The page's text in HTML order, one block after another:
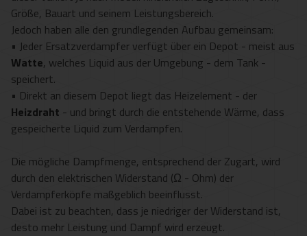
Größe, Bauart und seinem Leistungsbereich.
Jedoch haben alle den grundlegenden Aufbau gemeinsam:
• Jeder Ersatzverdampfer verfügt über ein Depot - meist aus
Watte, welches Liquid aus der Umgebung - dem Tank -
speichert.
• Direkt an diesem Depot liegt das Heizelement - der
Heizdraht - und bringt durch die entstehende Wärme, dass
gespeicherte Liquid zum Verdampfen.
Die mögliche Dampfmenge, entsprechend der Zugart, wird
durch den elektrischen Widerstand (Ω - Ohm) der
Verdampferköpfe maßgeblich beeinflusst.
Dabei ist zu beachten, dass je niedriger der Widerstand ist,
desto mehr Leistung und Dampf wird erzeugt.